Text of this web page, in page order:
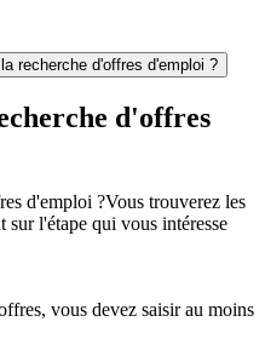
recherche d'offres d'emploi ?
d'offres
d'emploi ?Vous trouverez les
sur l'étape qui vous intéresse
vous devez saisir au moins